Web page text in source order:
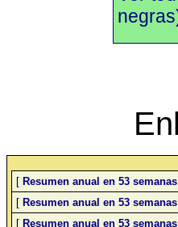
[ Resumen anual en 53
[ Resumen anual en 53
[ Resumen anual en 53